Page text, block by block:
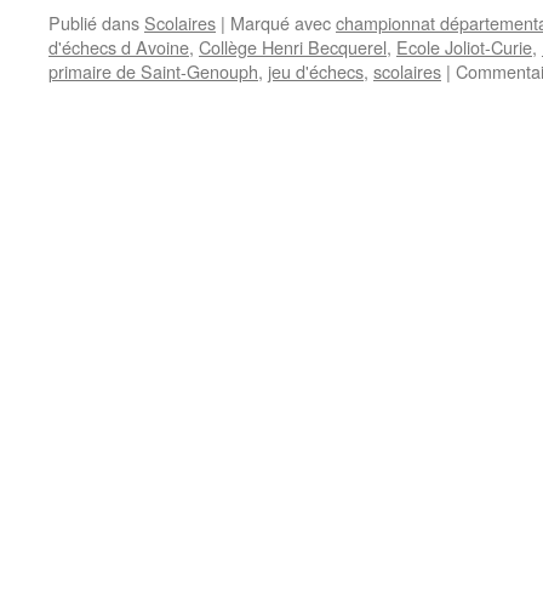
Publié dans Scolaires | Marqué avecchampionnat
d'échecs d Avoine, Collège Henri Becquerel, Ecole Joliot-Curie,
primaire de Saint-Genouph, jeu d'échecs, scolaires |